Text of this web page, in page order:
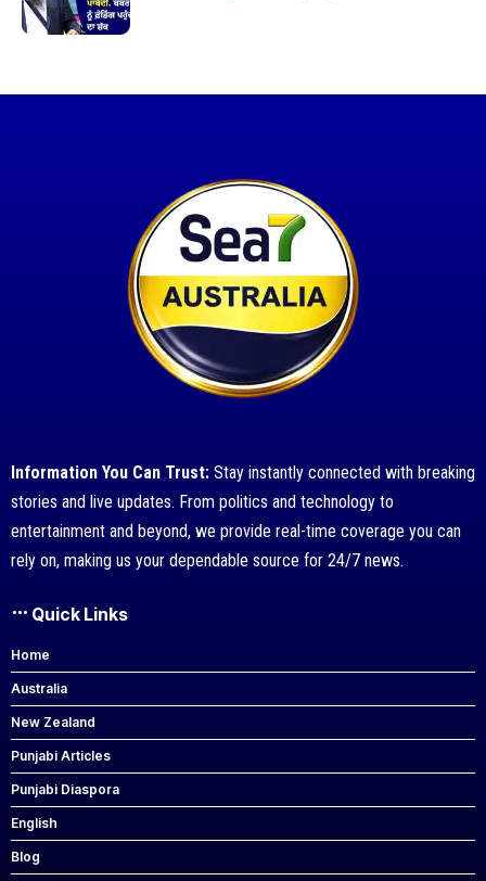
Information You Can Trust: Stay instantly connected with breaking
stories and live updates. From politics and technology to
entertainment and beyond, we provide real-time coverage you can
rely on, making us your dependable source for 24/7 news.
Quick Links
Home
Australia
New Zealand
Punjabi Articles
Punjabi Diaspora
English
Blog